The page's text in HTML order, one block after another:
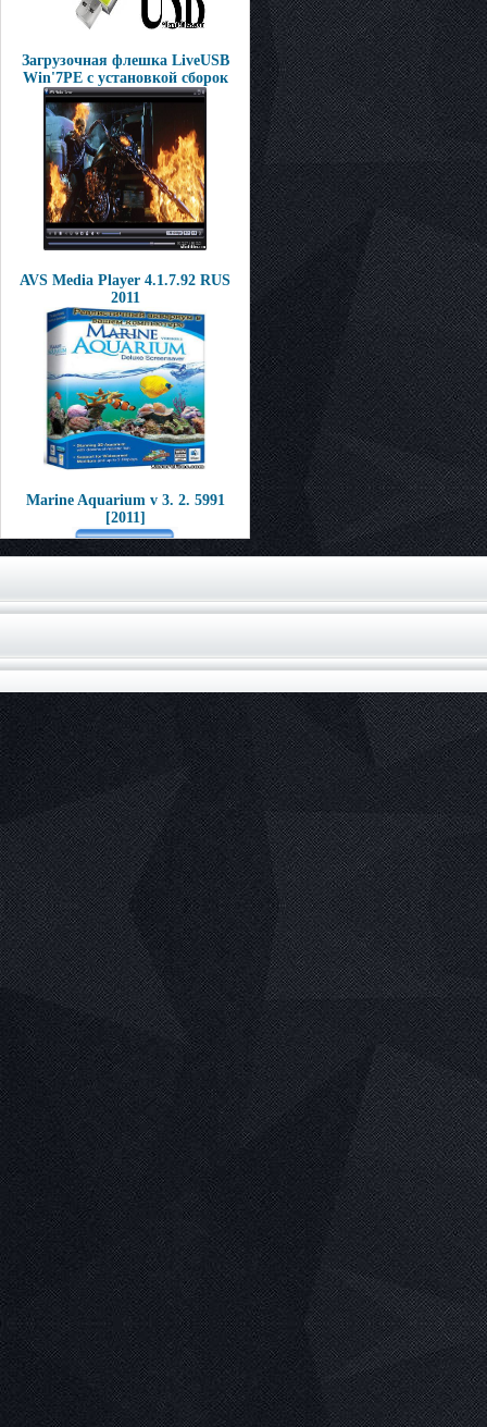
Загрузочная флешка LiveUSB
Win'7PE с установкой сборок
AVS Media Player 4.1.7.92 RUS
2011
Marine Aquarium v 3. 2. 5991
[2011]